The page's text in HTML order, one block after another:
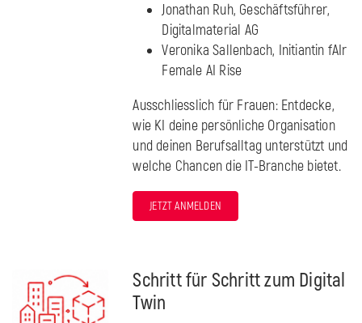
Jonathan Ruh, Geschäftsführer,
Digitalmaterial AG
Veronika Sallenbach, Initiantin fAIr
Female AI Rise
Ausschliesslich für Frauen: Entdecke,
wie KI deine persönliche Organisation
und deinen Berufsalltag unterstützt und
welche Chancen die IT-Branche bietet.
JETZT ANMELDEN
Schritt für Schritt zum Digital
Twin